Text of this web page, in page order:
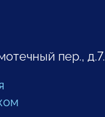
пер., д.7.